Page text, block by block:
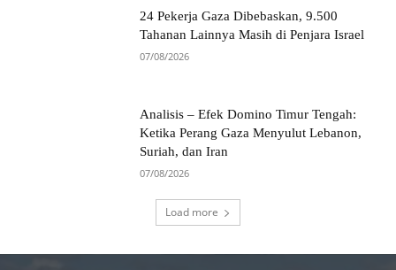
24 Pekerja Gaza Dibebaskan, 9.500
Tahanan Lainnya Masih di Penjara Israel
07/08/2026
Analisis – Efek Domino Timur Tengah:
Ketika Perang Gaza Menyulut Lebanon,
Suriah, dan Iran
07/08/2026
Load more